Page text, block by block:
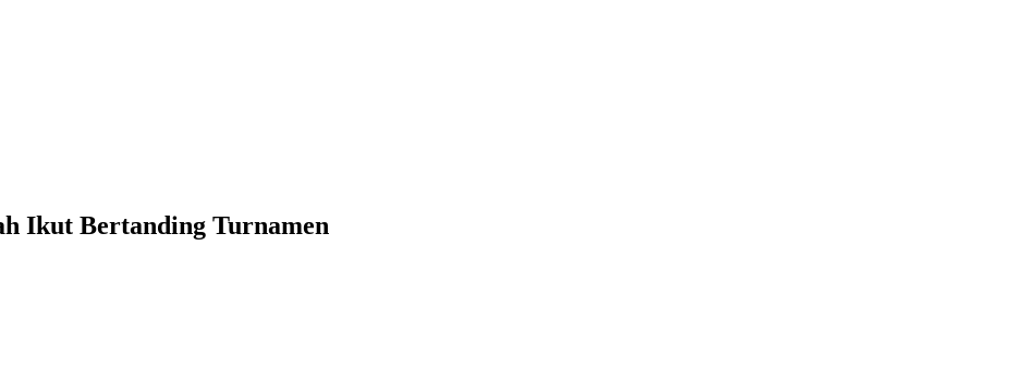
Ikut Bertanding Turnamen